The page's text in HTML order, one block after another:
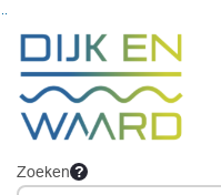
Zoeken